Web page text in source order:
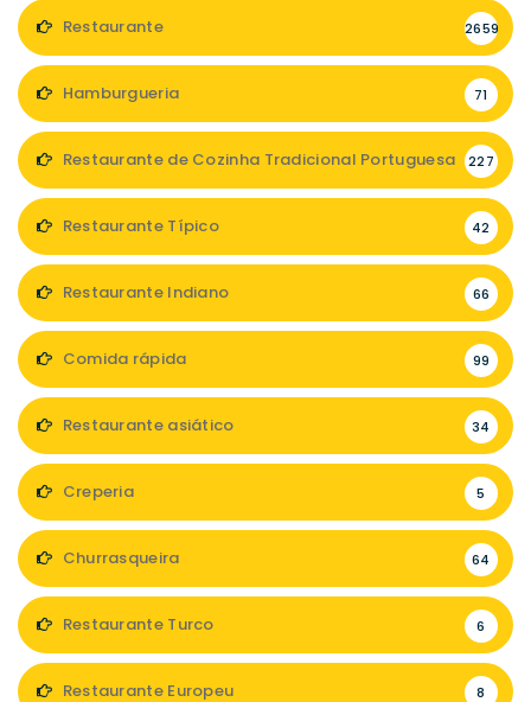
Restaurante 2659
Hamburgueria 71
Restaurante de Cozinha Tradicional Portuguesa 227
Restaurante Típico 42
Restaurante Indiano 66
Comida rápida 99
Restaurante asiático 34
Creperia 5
Churrasqueira 64
Restaurante Turco 6
Restaurante Europeu 8